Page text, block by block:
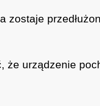
zostaje
że urządzenie